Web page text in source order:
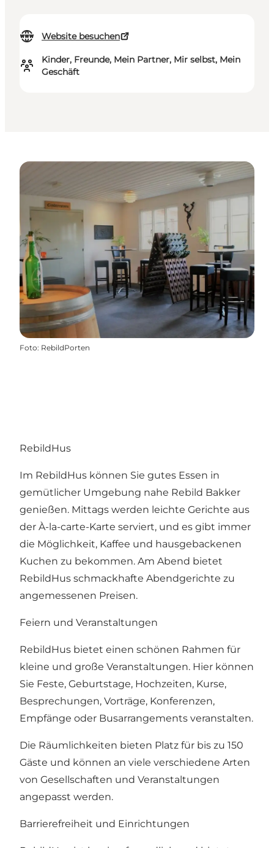
Website besuchen
Kinder, Freunde, Mein Partner, Mir selbst, Mein
Geschäft
Foto: RebildPorten
RebildHus
Im RebildHus können Sie gutes Essen in
gemütlicher Umgebung nahe Rebild Bakker
genießen. Mittags werden leichte Gerichte aus
der À-la-carte-Karte serviert, und es gibt immer
die Möglichkeit, Kaffee und hausgebackenen
Kuchen zu bekommen. Am Abend bietet
RebildHus schmackhafte Abendgerichte zu
angemessenen Preisen.
Feiern und Veranstaltungen
RebildHus bietet einen schönen Rahmen für
kleine und große Veranstaltungen. Hier können
Sie Feste, Geburtstage, Hochzeiten, Kurse,
Besprechungen, Vorträge, Konferenzen,
Empfänge oder Busarrangements veranstalten.
Die Räumlichkeiten bieten Platz für bis zu 150
Gäste und können an viele verschiedene Arten
von Gesellschaften und Veranstaltungen
angepasst werden.
Barrierefreiheit und Einrichtungen